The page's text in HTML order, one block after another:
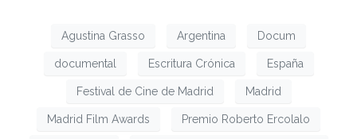
Agustina Grasso Argentina Docum
documental Escritura Crónica España
Festival de Cine de Madrid Madrid
Madrid Film Awards Premio Roberto Ercolalo